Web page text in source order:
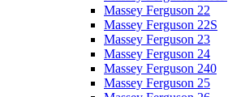
Massey Ferguson 22
Massey Ferguson 22S
Massey Ferguson 23
Massey Ferguson 24
Massey Ferguson 240
Massey Ferguson 25